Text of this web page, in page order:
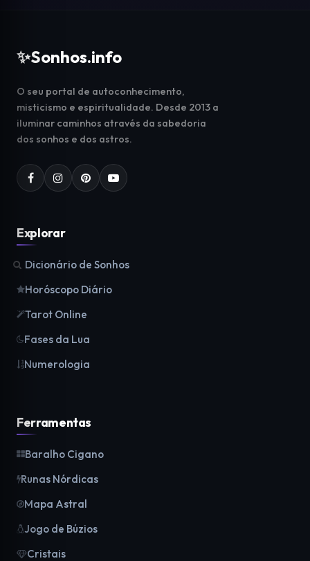
✨Sonhos.info
O seu portal de autoconhecimento,
misticismo e espiritualidade. Desde 2013 a
iluminar caminhos através da sabedoria
dos sonhos e dos astros.
Explorar
Dicionário de Sonhos
Horóscopo Diário
Tarot Online
Fases da Lua
Numerologia
Ferramentas
Baralho Cigano
Runas Nórdicas
Mapa Astral
Jogo de Búzios
Cristais